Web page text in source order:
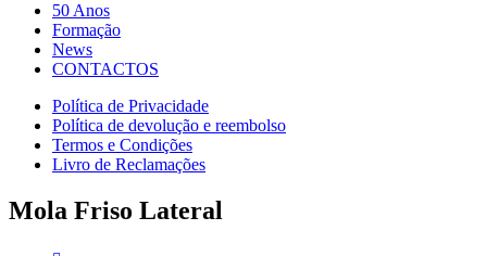
50 Anos
Formação
News
CONTACTOS
Política de Privacidade
Política de devolução e reembolso
Termos e Condições
Livro de Reclamações
Mola Friso Lateral